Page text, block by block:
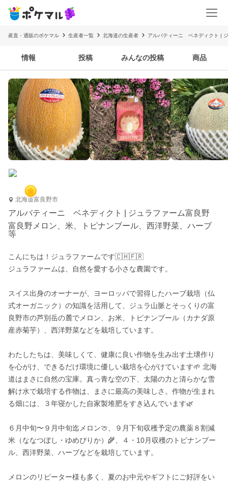
産直・通販のポケマル 生産者一覧 北海道の生産者 アルバティーニ ベネディクト |
情報 投稿 みんなの投稿 商品
北海道富良野市
アルバティーニ ベネディクト | ジュラファーム富良野
富良野メロン、米、トピナンブール、西洋野菜、ハーブ
等
こんにちは！ジュラファームです🇨🇭🇫🇷
ジュラファームは、自然を愛する小さな農園です。
スイス出身のオーナーが、ヨーロッパで習得したハーブ栽培（仏
式オーガニック）の知識を活用して、ジュラ山脈とそっくりの富
良野市の芦別岳の麓でメロン、お米、トピナンブール（カナダ原
産赤菊芋）、西洋野菜などを栽培しています。
わたしたちは、美味しくて、健康に良い作物を生み出す土壌作り
を心がけ、できるだけ環境に優しい栽培を心がけています🌱 北海
道はまさに自然の宝庫。真っ青な空の下、太陽の力と清らかな雪
解け水で栽培する作物は、まさに最高の美味しさ。作物が生まれ
る畑には、３年寝かした自家製堆肥をすき込んでいます🌿
６月中旬〜９月中旬迄メロン🍈、９月下旬収穫予定の農薬８割減
米（ななつぼし・ゆめぴりか）🌾、４・10月収穫のトピナンブー
ル、西洋野菜、ハーブなどを栽培しています。
メロンのリピーター様も多く、夏のお中元やギフトにご好評をい